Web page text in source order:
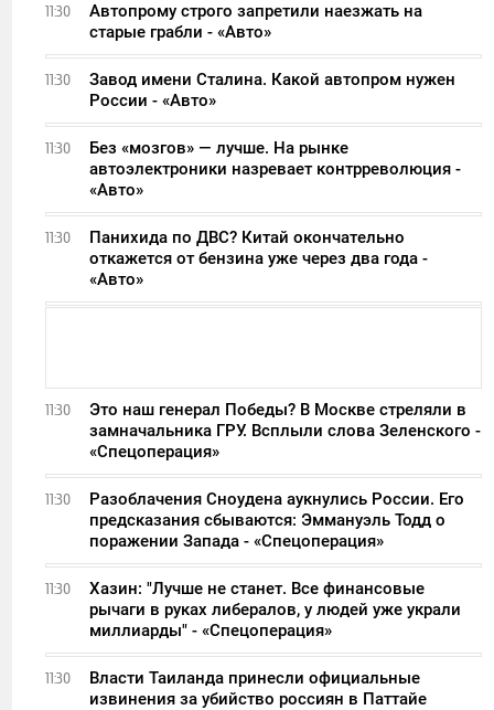
11:30
Автопрому строго запретили наезжать на
старые грабли - «Авто»
11:30
Завод имени Сталина. Какой автопром нужен
России - «Авто»
11:30
Без «мозгов» — лучше. На рынке
автоэлектроники назревает контрреволюция -
«Авто»
11:30
Панихида по ДВС? Китай окончательно
откажется от бензина уже через два года -
«Авто»
11:30
Это наш генерал Победы? В Москве стреляли в
замначальника ГРУ. Всплыли слова Зеленского -
«Спецоперация»
11:30
Разоблачения Сноудена аукнулись России. Его
предсказания сбываются: Эммануэль Тодд о
поражении Запада - «Спецоперация»
11:30
Хазин: "Лучше не станет. Все финансовые
рычаги в руках либералов, у людей уже украли
миллиарды" - «Спецоперация»
11:30
Власти Таиланда принесли официальные
извинения за убийство россиян в Паттайе